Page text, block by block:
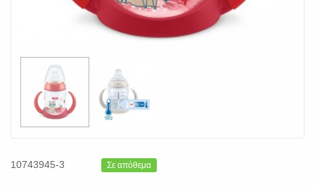
10743945-3 Σε απόθεμα